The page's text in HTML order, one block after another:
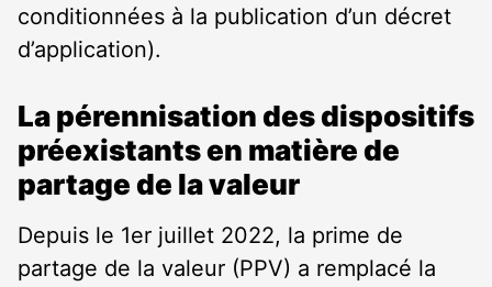
conditionnées à la publication d’un décret
d’application).
La pérennisation des dispositifs
préexistants en matière de
partage de la valeur
Depuis le 1er juillet 2022, la prime de
partage de la valeur (PPV) a remplacé la